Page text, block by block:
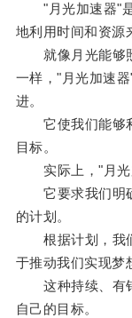
"月光加速器"是
地利用时间和资源
就像月光能够照
一样，"月光加速
进。
它使我们能够利
目标。
实际上，"月光
它要求我们明确
的计划。
根据计划，我们
于推动我们实现梦
这种持续、有针
自己的目标。